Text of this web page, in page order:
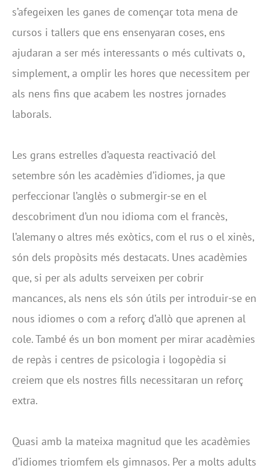
s’afegeixen les ganes de començar tota mena de
cursos i tallers que ens ensenyaran coses, ens
ajudaran a ser més interessants o més cultivats o,
simplement, a omplir les hores que necessitem per
als nens fins que acabem les nostres jornades
laborals.
Les grans estrelles d’aquesta reactivació del
setembre són les acadèmies d’idiomes, ja que
perfeccionar l’anglès o submergir-se en el
descobriment d’un nou idioma com el francès,
l’alemany o altres més exòtics, com el rus o el xinès,
són dels propòsits més destacats. Unes acadèmies
que, si per als adults serveixen per cobrir
mancances, als nens els són útils per introduir-se en
nous idiomes o com a reforç d’allò que aprenen al
cole. També és un bon moment per mirar acadèmies
de repàs i centres de psicologia i logopèdia si
creiem que els nostres fills necessitaran un reforç
extra.
Quasi amb la mateixa magnitud que les acadèmies
d’idiomes triomfem els gimnasos. Per a molts adults